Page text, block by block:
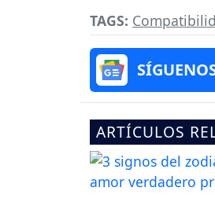
TAGS:
ARTÍCULOS